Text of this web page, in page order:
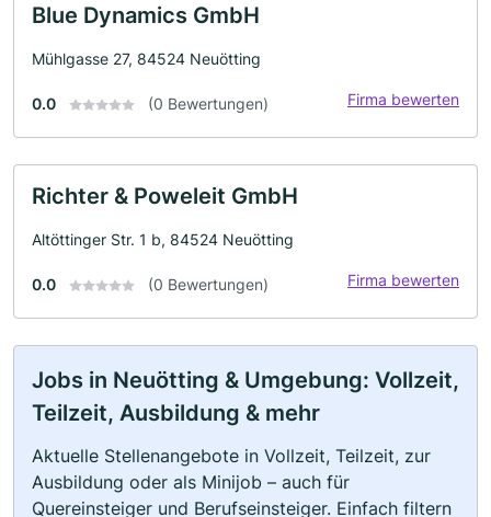
Blue Dynamics GmbH
Mühlgasse 27, 84524 Neuötting
0.0 (0 Bewertungen) Firma bewerten
Richter & Poweleit GmbH
Altöttinger Str. 1 b, 84524 Neuötting
0.0 (0 Bewertungen) Firma bewerten
Jobs in Neuötting & Umgebung: Vollzeit,
Teilzeit, Ausbildung & mehr
Aktuelle Stellenangebote in Vollzeit, Teilzeit, zur
Ausbildung oder als Minijob – auch für
Quereinsteiger und Berufseinsteiger. Einfach filtern